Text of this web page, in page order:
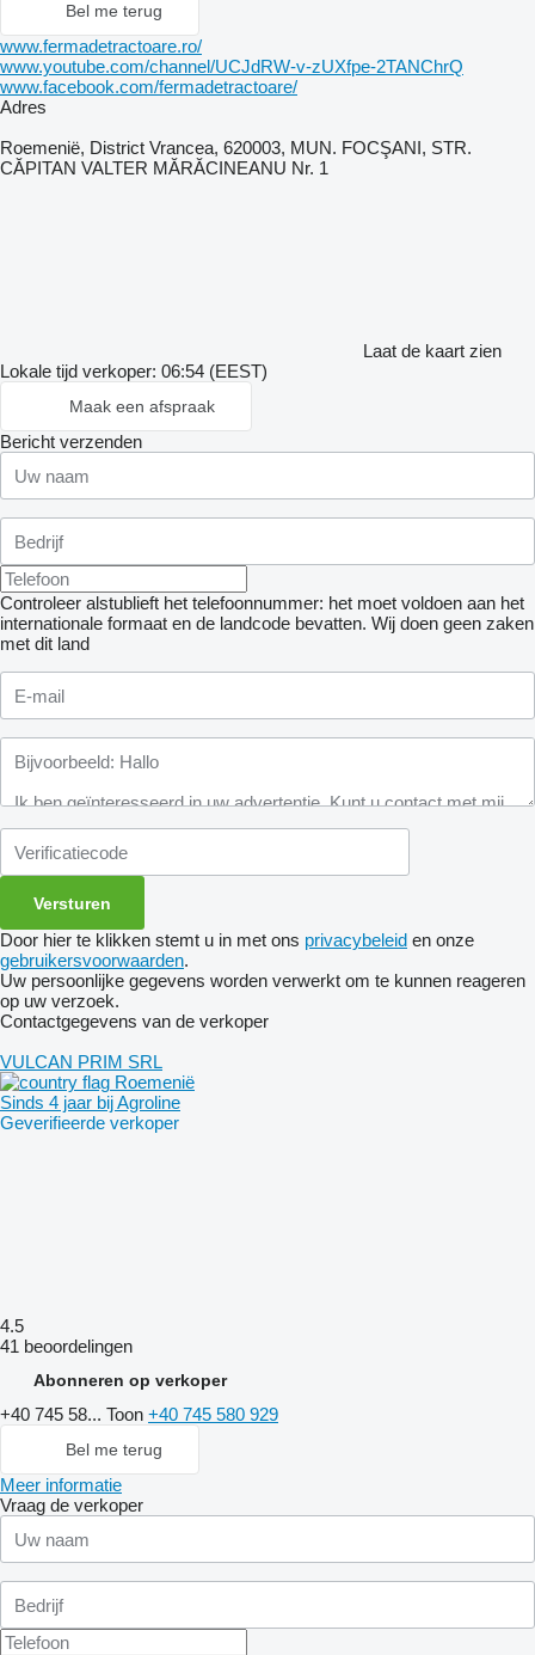
Bel me terug
www.fermadetractoare.ro/
www.youtube.com/channel/UCJdRW-v-zUXfpe-2TANChrQ
www.facebook.com/fermadetractoare/
Adres
Roemenië, District Vrancea, 620003, MUN. FOCŞANI, STR.
CĂPITAN VALTER MĂRĂCINEANU Nr. 1
Laat de kaart zien
Lokale tijd verkoper: 06:54 (EEST)
Maak een afspraak
Bericht verzenden
Controleer alstublieft het telefoonnummer: het moet voldoen aan het
internationale formaat en de landcode bevatten. Wij doen geen zaken
met dit land
Door hier te klikken stemt u in met ons privacybeleid en onze
gebruikersvoorwaarden.
Uw persoonlijke gegevens worden verwerkt om te kunnen reageren
op uw verzoek.
Contactgegevens van de verkoper
VULCAN PRIM SRL
Roemenië
Sinds 4 jaar bij Agroline
Geverifieerde verkoper
4.5
41 beoordelingen
Abonneren op verkoper
+40 745 58... Toon +40 745 580 929
Bel me terug
Meer informatie
Vraag de verkoper